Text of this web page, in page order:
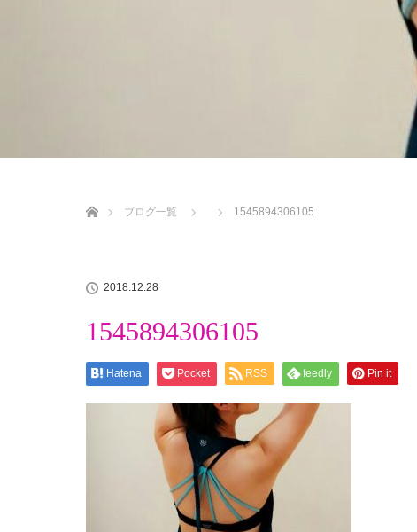
ブログ一覧
1545894306105
2018.12.28
1545894306105
Hatena Pocket RSS feedly Pin it